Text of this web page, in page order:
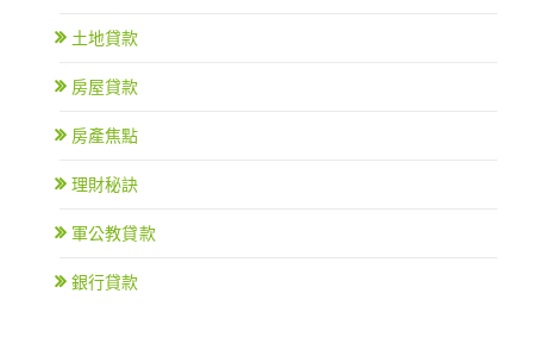
土地貸款
房屋貸款
房產焦點
理財秘訣
軍公教貸款
銀行貸款